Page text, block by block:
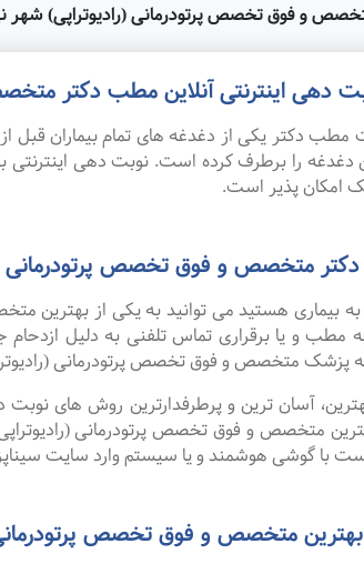
و فوق تخصص پرتودرمانی (رادیوتراپی) شهر
دهی اینترنتی آنلاین مطب دکتر
مطب دکتر یکی از دغدغه های تمام بیماران
دغدغه را برطرف کرده است. نوبت دهی
امکان پذیر است.
دکتر متخصص و فوق تخصص پرتودرمانی
به بیماری هستید می توانید به یکی از بهترین
مطب و یا برقراری تماس تلفنی به دلیل
پزشک متخصص و فوق تخصص پرتودرمانی
آسان ترین و پرطرفدارترین روش های
متخصص و فوق تخصص پرتودرمانی
با گوشی هوشمند و یا سیستم وارد سایت
متخصص و فوق تخصص پرتودرمانی